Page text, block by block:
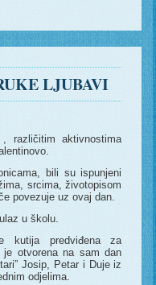
LJUBAVI
različitim aktivnostima
bili su ispunjeni
srcima, životopisom
povezuje uz ovaj dan.
u školu.
kutija predviđena za
je otvorena na sam dan
Josip, Petar i Duje iz
odjelima.